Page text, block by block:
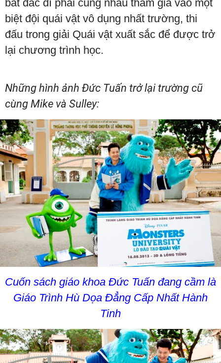
bất đắc dĩ phải cùng nhau tham gia vào một
biệt đội quái vật vô dụng nhất trường, thi
đấu trong giải Quái vật xuất sắc để được trở
lại chương trình học.
Những hình ảnh Đức Tuấn trở lại trường cũ
cùng Mike và Sulley:
Cuốn sách giáo khoa Đức Tuấn đang cầm là
Giáo Trình Hù Dọa Đẳng Cấp Nhất Hành
Tinh